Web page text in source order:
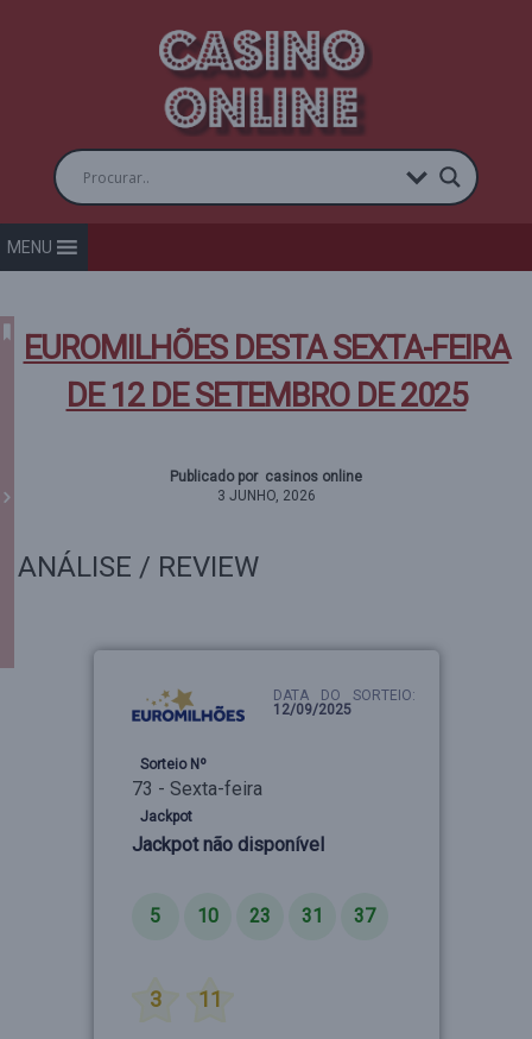
MENU
EUROMILHÕES DESTA SEXTA-FEIRA
DE 12 DE SETEMBRO DE 2025
Publicado por casinos online
3 JUNHO, 2026
ANÁLISE / REVIEW
DATA DO SORTEIO:
12/09/2025
Sorteio Nº
73 - Sexta-feira
Jackpot
Jackpot não disponível
5 10 23 31 37
3 11